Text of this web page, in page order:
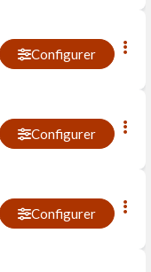
Configurer
Configurer
Configurer